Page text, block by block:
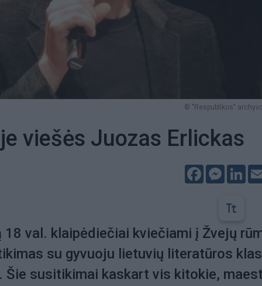
© "Respublikos"
viešės Juozas Erlickas
Facebook
18 val. klaipėdiečiai kviečiami į Žvejų
su gyvuoju lietuvių literatūros
Šie susitikimai kaskart vis kitokie,